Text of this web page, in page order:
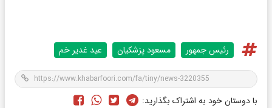
رئیس جمهور مسعود پزشکیان عید غدیر خم
با دوستان خود به اشتراک بگذارید: